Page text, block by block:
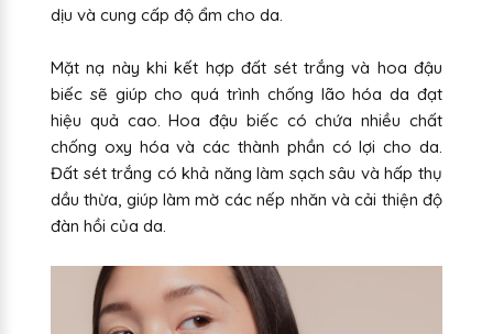
dịu và cung cấp độ ẩm cho da.
Mặt nạ này khi kết hợp đất sét trắng và hoa đậu
biếc sẽ giúp cho quá trình chống lão hóa da đạt
hiệu quả cao. Hoa đậu biếc có chứa nhiều chất
chống oxy hóa và các thành phần có lợi cho da.
Đất sét trắng có khả năng làm sạch sâu và hấp thụ
dầu thừa, giúp làm mờ các nếp nhăn và cải thiện độ
đàn hồi của da.